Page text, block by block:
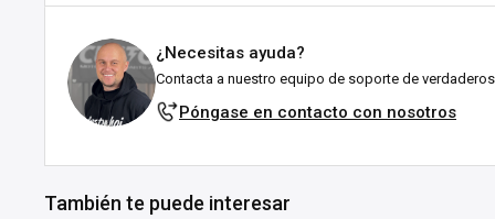
SKU:A167-483572
MPN:RO-4910-6
DPN:581167
Variant:ID: 49mm; Length: 64mm; OD Largest: 76mm; OD
MPN:RO-4900-6
Todos los pedidos se envían desde nuestro almacén en
esforzamos por enviarlos lo antes posible!
suele tardar entre 1 y 3 días laborables tras el
¿Necesitas ayuda?
Contacta a nuestro equipo de soporte de
Póngase en contacto con nosotros
También te puede interesar